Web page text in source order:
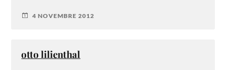
4 NOVEMBRE 2012
otto lilienthal